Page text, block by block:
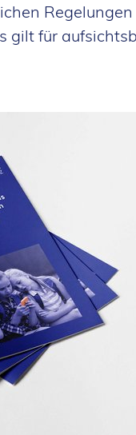
gilt für